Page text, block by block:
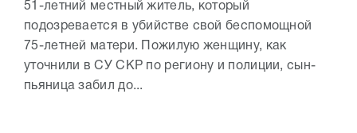
51-летний местный житель, который
подозревается в убийстве свой беспомощной
75-летней матери. Пожилую женщину, как
уточнили в СУ СКР по региону и полиции, сын-
пьяница забил до...